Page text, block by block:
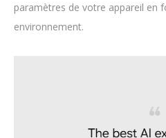
paramètres de votre appareil en
environnement.